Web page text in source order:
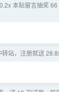
本贴留言抽奖
站，注册就送